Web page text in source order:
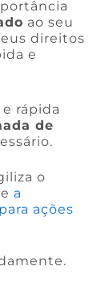
ao seu
direitos
e
rápida
de
o
a
ações